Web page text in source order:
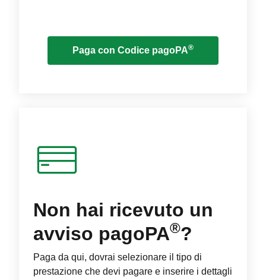
Paga con Codice pagoPA®
Non hai ricevuto un
avviso pagoPA®?
Paga da qui, dovrai selezionare il tipo di
prestazione che devi pagare e inserire i dettagli